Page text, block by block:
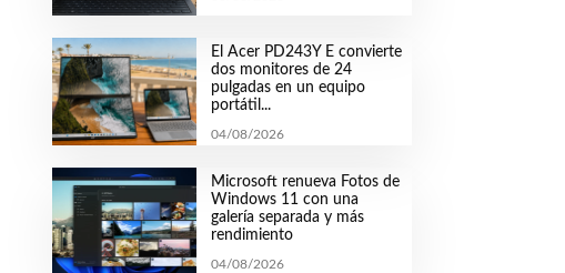
El Acer PD243Y E convierte
dos monitores de 24
pulgadas en un equipo
portátil...
04/08/2026
Microsoft renueva Fotos de
Windows 11 con una
galería separada y más
rendimiento
04/08/2026